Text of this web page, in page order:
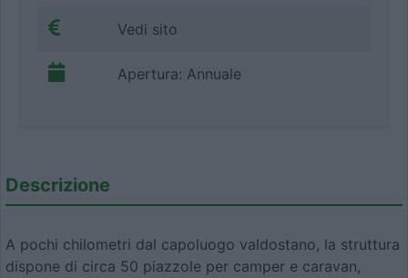
Vedi sito
Apertura: Annuale
Descrizione
A pochi chilometri dal capoluogo valdostano, la struttura
dispone di circa 50 piazzole per camper e caravan,